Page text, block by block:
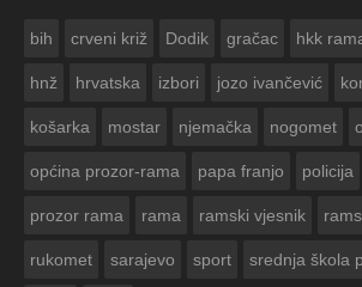
bih crveni križ Dodik gračac hkk
hnž hrvatska izbori jozo ivančević
košarka mostar njemačka nogomet
općina prozor-rama papa franjo policija
prozor rama rama ramski vjesnik
rukomet sarajevo sport srednja škola